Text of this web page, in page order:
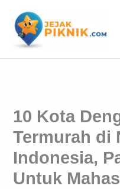
konten
10 Kota
Termurah di
Indonesia,
Untuk